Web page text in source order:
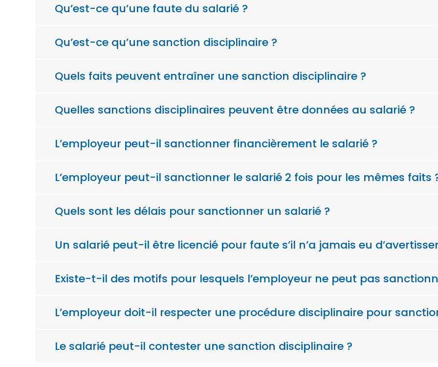
Qu’est-ce qu’une faute du salarié ?
Qu’est-ce qu’une sanction disciplinaire ?
Quels faits peuvent entraîner une sanction disciplinaire ?
Quelles sanctions disciplinaires peuvent être données au salarié ?
L’employeur peut-il sanctionner financièrement le salarié ?
L’employeur peut-il sanctionner le salarié 2 fois pour les mêmes faits
Quels sont les délais pour sanctionner un salarié ?
Un salarié peut-il être licencié pour faute s’il n’a jamais eu
Existe-t-il des motifs pour lesquels l’employeur ne peut pas
L’employeur doit-il respecter une procédure disciplinaire pour
Le salarié peut-il contester une sanction disciplinaire ?